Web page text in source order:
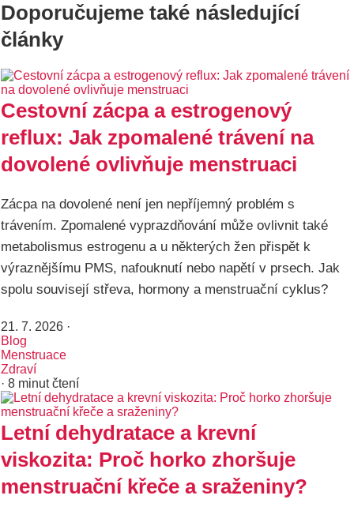
Doporučujeme také následující
články
Cestovní zácpa a estrogenový
reflux: Jak zpomalené trávení na
dovolené ovlivňuje menstruaci
Zácpa na dovolené není jen nepříjemný problém s
trávením. Zpomalené vyprazdňování může ovlivnit také
metabolismus estrogenu a u některých žen přispět k
výraznějšímu PMS, nafouknutí nebo napětí v prsech. Jak
spolu souvisejí střeva, hormony a menstruační cyklus?
21. 7. 2026 ·
Blog
Menstruace
Zdraví
· 8 minut čtení
Letní dehydratace a krevní
viskozita: Proč horko zhoršuje
menstruační křeče a sraženiny?